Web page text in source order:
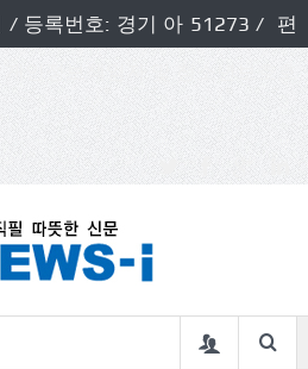
/ 등록번호: 경기 아 51273 / 편
인정보책임자 및 청소년보호호